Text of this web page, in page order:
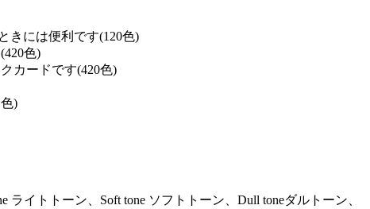
きには便利です(120色)
色)
カードです(420色)
)
イトトーン、Soft tone ソフトトーン、Dull toneダルトーン、